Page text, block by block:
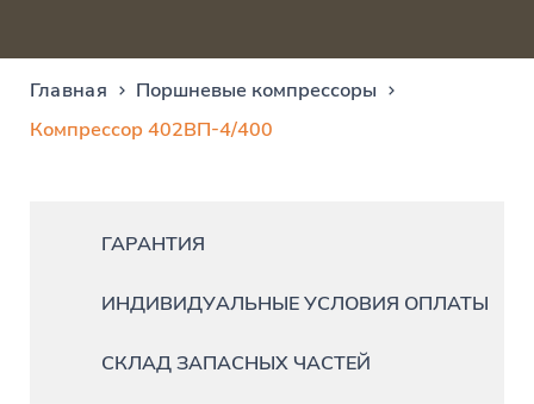
Главная
Поршневые компрессоры
Компрессор 402ВП-4/400
ГАРАНТИЯ
ИНДИВИДУАЛЬНЫЕ УСЛОВИЯ ОПЛАТЫ
СКЛАД ЗАПАСНЫХ ЧАСТЕЙ